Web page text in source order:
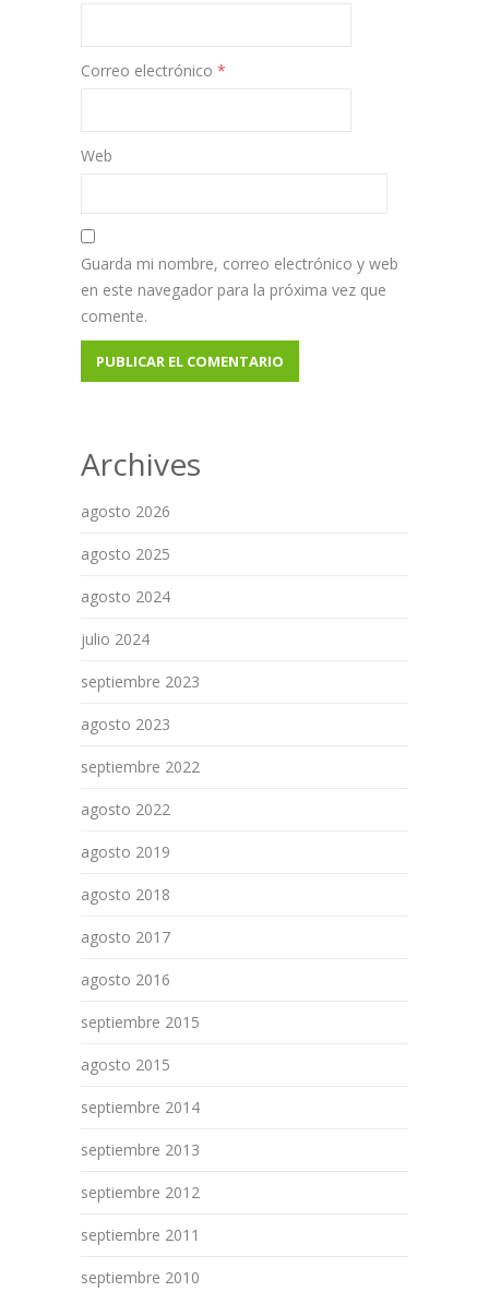
Correo electrónico *
Web
Guarda mi nombre, correo electrónico y web
en este navegador para la próxima vez que
comente.
Archives
agosto 2026
agosto 2025
agosto 2024
julio 2024
septiembre 2023
agosto 2023
septiembre 2022
agosto 2022
agosto 2019
agosto 2018
agosto 2017
agosto 2016
septiembre 2015
agosto 2015
septiembre 2014
septiembre 2013
septiembre 2012
septiembre 2011
septiembre 2010